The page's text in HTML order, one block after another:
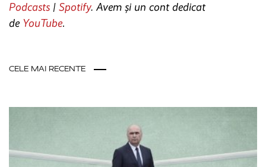
Podcasts | Spotify. Avem și un cont dedicat
de YouTube.
CELE MAI RECENTE